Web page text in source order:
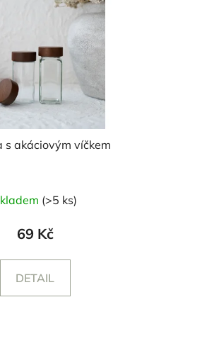
s akáciovým víčkem
hodnocení
produktu
5,0
z
(>5 ks)
69 Kč
DETAIL